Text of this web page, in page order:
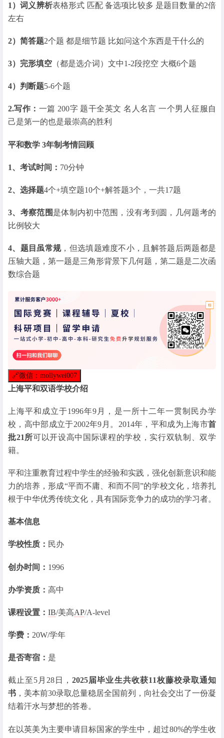
1）词义辨析表格形式 匹配 备选项比较多 是题目数量的2倍
左右
2）简答题2个题 都是细节题 比如问这个东西是干什么的
3）完形填空 （都是选介词）文中1-2段挖空 大概6个题
4）判断题5-6个题
2.写作： 一篇 200字 题干全英文 名人名言 一个男人征服自
己是第一的也是最崇高的胜利
平和数学 3年制考情回顾
1、考试时间： 70分钟
2、选择题4个+填空题10个+解答题3个，一共17题
3、考察范围 是体制内初中范围，没有考到圆，几何题考的
比例较大
4、题目虽常规，但选填题难度不小，且解答题后两题都是
压轴大题，第一题是三角形背景下几何题，第二题是二次函
数综合题
🔗微信：mollywei007
上海平和双语学校介绍
上海平和成立于1996年9月，是一所十二年一贯制民办学
校，高中部成立于2002年9月。2014年，平和成为上海市首
批21所可以开设高中国际课程的学校，实行双轨制、双学
籍。
平和注重教育过程中学生的经验和实践，强化创新意识和能
力的培养，形成“平而不庸、和而不同”的学校文化，培养扎
根于中华优秀传统文化，具有国际竞争力的成功的学习者。
基本信息
学校性质： 民办
创办时间： 1996
办学资质： 高中
课程设置： IB/美高AP/A-level
学费： 20W/学年
是否寄宿： 是
截止至5月28日，2025届毕业生共收获11枚藤校录取通知
书 ，美本前30录取总量稳居全国前列，向社会交出了一份凝
结着汗水与梦想的答卷。
在以英美为主要申请目标国家的学生中，超过80%的学生收